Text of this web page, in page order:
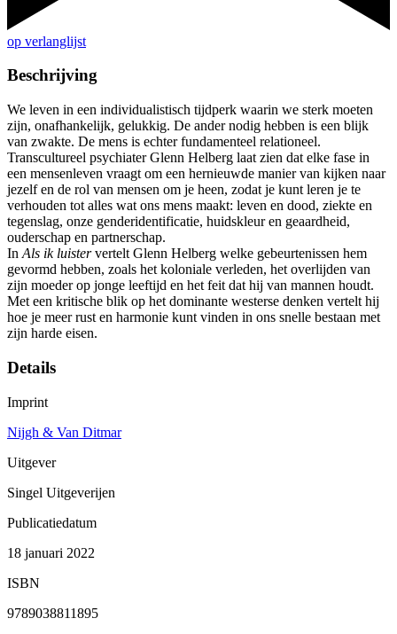
op verlanglijst
Beschrijving
We leven in een individualistisch tijdperk waarin we sterk moeten
zijn, onafhankelijk, gelukkig. De ander nodig hebben is een blijk
van zwakte. De mens is echter fundamenteel relationeel.
Transcultureel psychiater Glenn Helberg laat zien dat elke fase in
een mensenleven vraagt om een hernieuwde manier van kijken naar
jezelf en de rol van mensen om je heen, zodat je kunt leren je te
verhouden tot alles wat ons mens maakt: leven en dood, ziekte en
tegenslag, onze genderidentificatie, huidskleur en geaardheid,
ouderschap en partnerschap.
In Als ik luistervertelt Glenn Helberg welke gebeurtenissen hem
gevormd hebben, zoals het koloniale verleden, het overlijden van
zijn moeder op jonge leeftijd en het feit dat hij van mannen houdt.
Met een kritische blik op het dominante westerse denken vertelt hij
hoe je meer rust en harmonie kunt vinden in ons snelle bestaan met
zijn harde eisen.
Details
Imprint
Nijgh & Van Ditmar
Uitgever
Singel Uitgeverijen
Publicatiedatum
18 januari 2022
ISBN
9789038811895